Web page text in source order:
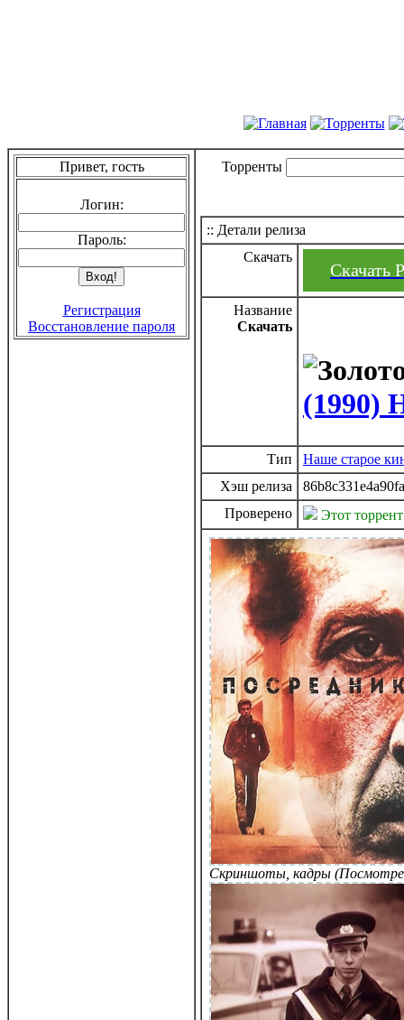
Привет, гость
Логин:
Пароль:
Регистрация
Восстановление пароля
Торренты
:: Детали релиза
Скачать
Скачать
Название
Скачать
(1990)
Тип
Наше старое
Хэш релиза
Проверено
Этот
Скриншоты, кадры